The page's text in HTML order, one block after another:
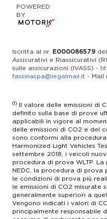
Lun-Ven 08.30 - 12.00 / 14.00
Lun-Ven 8.30 - 12.30 / 14.00 -
SERVICE
info@bentley-padova.it
Lun-Ven 08.30 - 12.30 / 14.00
Lun-Sab: 09.00 - 12.30 /
assistenza@sveziacar.it
Lun-Ven: 08.00 - 12.30 / 14.00
POWERED
Iscritta al nr. E000086579
Assicurativi e Riassicurativi
sulle assicurazioni (IVASS) -
fassinaspa@legalmail.it - Mail
(1) Il valore delle emissioni di
definito sulla base di prove
applicabili in vigore al
delle emissioni di CO2 e del
sono conformi alla
Harmonized Light Vehicles
settembre 2018, i veicoli
procedura di prova WLTP.
NEDC, la procedura di
le condizioni di prova più
le emissioni di CO2 misurate
generalmente superiori a
Vengono indicati i valori di
principalmente responsabile